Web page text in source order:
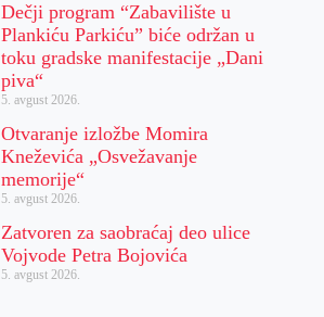
Dečji program “Zabavilište u
Plankiću Parkiću” biće održan u
toku gradske manifestacije „Dani
piva“
5. avgust 2026.
Otvaranje izložbe Momira
Kneževića „Osvežavanje
memorije“
5. avgust 2026.
Zatvoren za saobraćaj deo ulice
Vojvode Petra Bojovića
5. avgust 2026.